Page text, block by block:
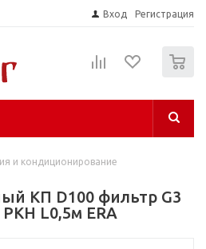
Вход Регистрация
и кондиционирование
КП D100 фильтр G3
L0,5м ERA